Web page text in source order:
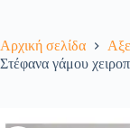
Αρχική σελίδα
Στέφανα γάμου